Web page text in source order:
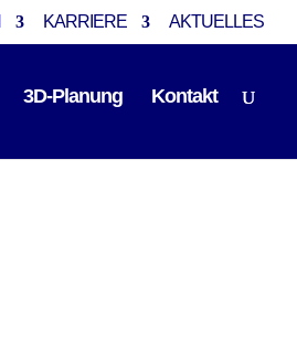
KARRIERE AKTUELLES
3D-Planung Kontakt